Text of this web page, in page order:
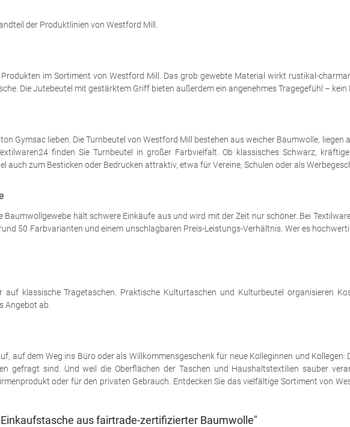
der Produktlinien von Westford Mill.
im Sortiment von Westford Mill. Das grob gewebte Material wirkt rustikal-
Die Jutebeutel mit gestärktem Griff bieten außerdem ein angenehmes Tragegefühl – kein
Gymsac lieben. Die Turnbeutel von Westford Mill bestehen aus weicher Baumwolle, liegen
finden Sie Turnbeutel in großer Farbvielfalt. Ob klassisches Schwarz,
auch zum Besticken oder Bedrucken attraktiv, etwa für Vereine, Schulen oder als
hält schwere Einkäufe aus und wird mit der Zeit nur schöner. Bei
50 Farbvarianten und einem unschlagbaren Preis-Leistungs-Verhältnis. Wer es
klassische Tragetaschen. Praktische Kulturtaschen und Kulturbeutel organisieren
Angebot ab.
auf dem Weg ins Büro oder als Willkommensgeschenk für neue Kolleginnen und Kollegen:
gefragt sind. Und weil die Oberflächen der Taschen und Haushaltstextilien sauber
oder für den privaten Gebrauch. Entdecken Sie das vielfältige Sortiment von
aus fairtrade-zertifizierter Baumwolle"